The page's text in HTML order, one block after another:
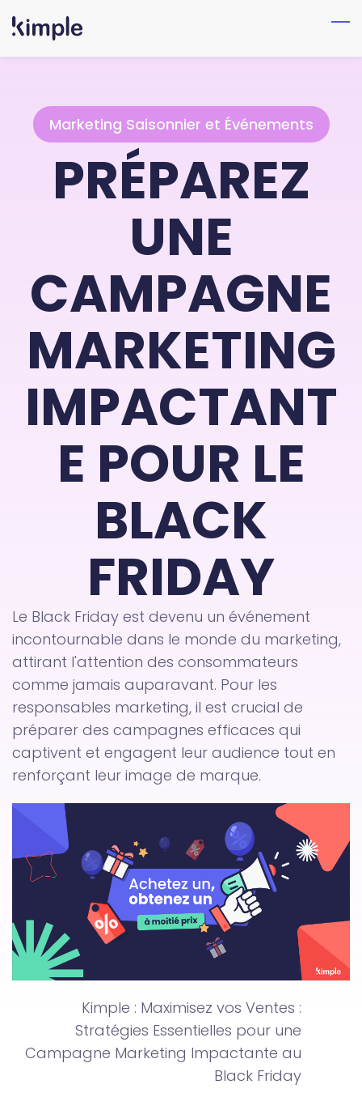
Skip
to
main
Marketing Saisonnier et Événements
PRÉPAREZ
UNE
CAMPAGNE
MARKETING
IMPACTANT
E POUR LE
BLACK
FRIDAY
Le Black Friday est devenu un événement
incontournable dans le monde du marketing,
attirant l'attention des consommateurs
comme jamais auparavant. Pour les
responsables marketing, il est crucial de
préparer des campagnes efficaces qui
captivent et engagent leur audience tout en
renforçant leur image de marque.
Kimple : Maximisez vos Ventes :
Stratégies Essentielles pour une
Campagne Marketing Impactante au
Black Friday